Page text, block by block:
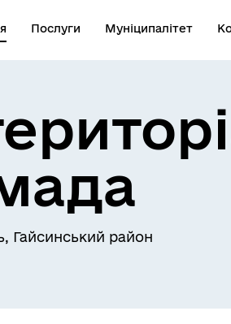
Послуги Муніципалітет
комунальних підприємств
Гайсинський район